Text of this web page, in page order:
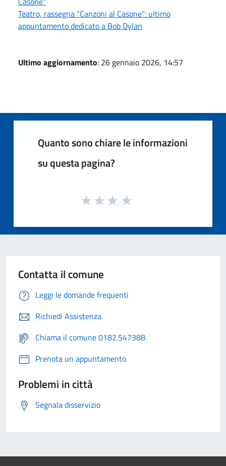
Teatro, rassegna "Canzoni al Casone": ultimo
appuntamento dedicato a Bob Dylan
Ultimo aggiornamento: 26 gennaio 2026, 14:57
Quanto sono chiare le informazioni
su questa pagina?
Contatta il comune
Leggi le domande frequenti
Richiedi Assistenza
Chiama il comune 0182.547388
Prenota un appuntamento
Problemi in città
Segnala disservizio